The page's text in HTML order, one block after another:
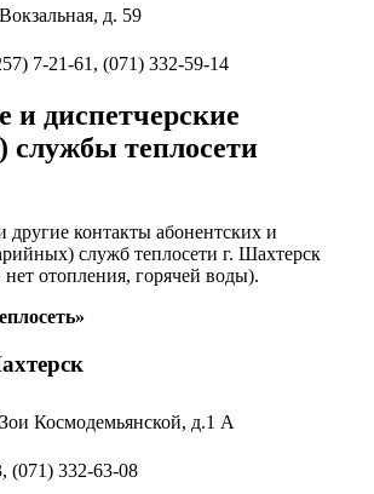
д. 59
7-21-61, (071) 332-59-14
и диспетчерские
службы теплосети
другие контакты абонентских и
служб теплосети г. Шахтерск
нет отопления, горячей воды).
Космодемьянской, д.1 А
332-63-08